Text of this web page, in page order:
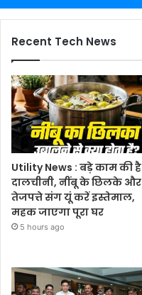
Recent Tech News
Utility News : बड़े काम की है
दालचीनी, नींबू के छिलके और
तेजपत्ते संग यूं करें इस्तेमाल,
महक जाएगा पूरा घर
5 hours ago